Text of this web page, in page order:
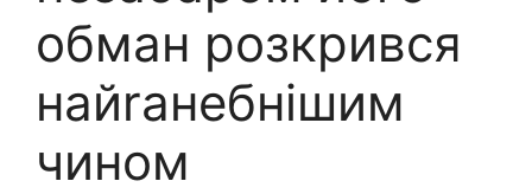
обман розкрився
найrанебнішим
чином